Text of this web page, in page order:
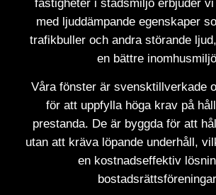
fastigheter i stadsmiljö erbjuder
med ljuddämpande egenskaper
trafikbuller och andra störande
en bättre
Våra fönster är svensktillverkade
för att uppfylla höga krav på
prestanda. De är byggda för att
utan att kräva löpande underhåll,
en kostnadseffektiv